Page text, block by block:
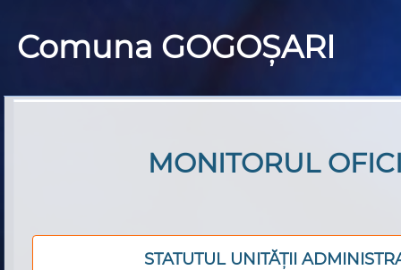
Comuna GOGOȘARI
MONITORUL
STATUTUL UNITĂȚII